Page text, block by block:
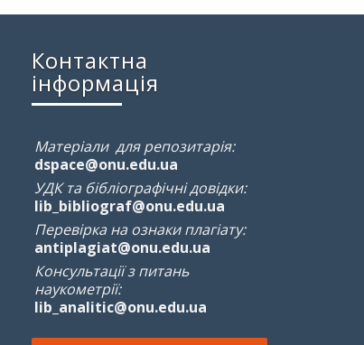
Контактна
інформація
Матеріали для репозитарія:
dspace@onu.edu.ua
УДК та бібліографічні довідки:
lib_bibliograf@onu.edu.ua
Перевірка на ознаки плагіату:
antiplagiat@onu.edu.ua
Консультації з питань
наукометрії:
lib_analitic@onu.edu.ua